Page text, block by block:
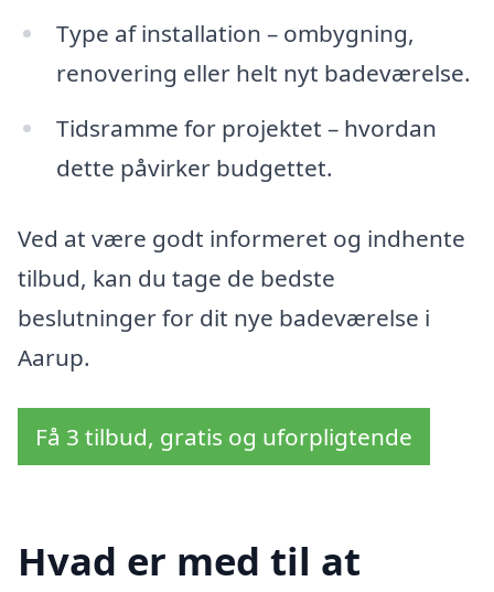
Type af installation – ombygning,
renovering eller helt nyt badeværelse.
Tidsramme for projektet – hvordan
dette påvirker budgettet.
Ved at være godt informeret og indhente
tilbud, kan du tage de bedste
beslutninger for dit nye badeværelse i
Aarup.
Få 3 tilbud, gratis og uforpligtende
Hvad er med til at